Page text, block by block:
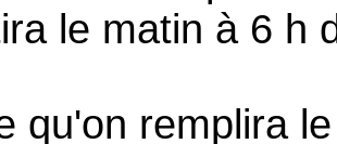
le matin à 6 h
qu'on remplira